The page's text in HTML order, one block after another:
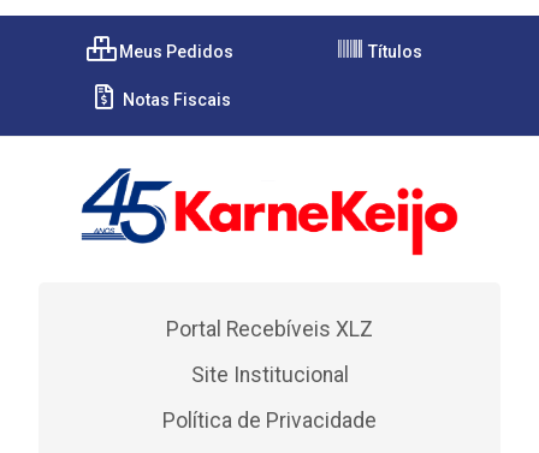
Meus Pedidos Títulos
Notas Fiscais
Portal Recebíveis XLZ
Site Institucional
Política de Privacidade